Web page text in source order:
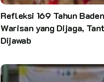
Refleksi 169 Tahun
Warisan yang Dijaga,
Dijawab